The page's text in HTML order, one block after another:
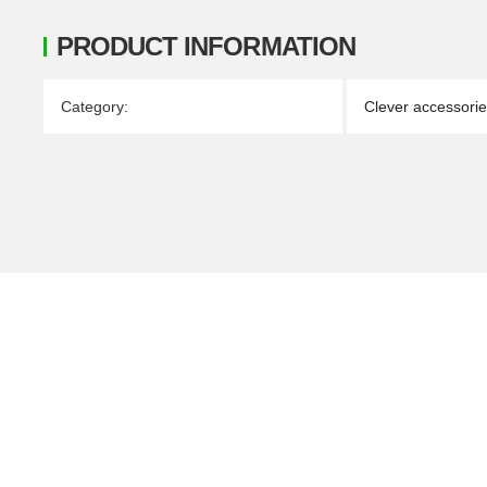
PRODUCT INFORMATION
Item information
Value
Category: Clever